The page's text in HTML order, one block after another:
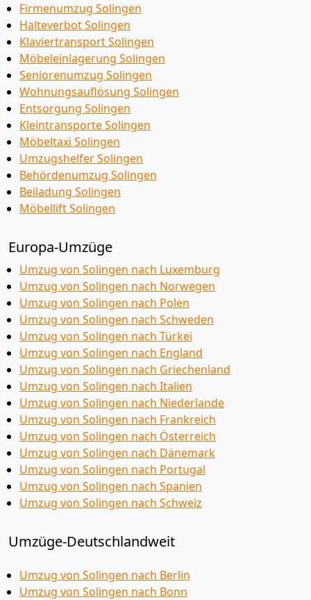
Firmenumzug Solingen
Halteverbot Solingen
Klaviertransport Solingen
Möbeleinlagerung Solingen
Seniorenumzug Solingen
Wohnungsauflösung Solingen
Entsorgung Solingen
Kleintransporte Solingen
Möbeltaxi Solingen
Umzugshelfer Solingen
Behördenumzug Solingen
Beiladung Solingen
Möbellift Solingen
Europa-Umzüge
Umzug von Solingen nach Luxemburg
Umzug von Solingen nach Norwegen
Umzug von Solingen nach Polen
Umzug von Solingen nach Schweden
Umzug von Solingen nach Türkei
Umzug von Solingen nach England
Umzug von Solingen nach Griechenland
Umzug von Solingen nach Italien
Umzug von Solingen nach Niederlande
Umzug von Solingen nach Frankreich
Umzug von Solingen nach Österreich
Umzug von Solingen nach Dänemark
Umzug von Solingen nach Portugal
Umzug von Solingen nach Spanien
Umzug von Solingen nach Schweiz
Umzüge-Deutschlandweit
Umzug von Solingen nach Berlin
Umzug von Solingen nach Bonn